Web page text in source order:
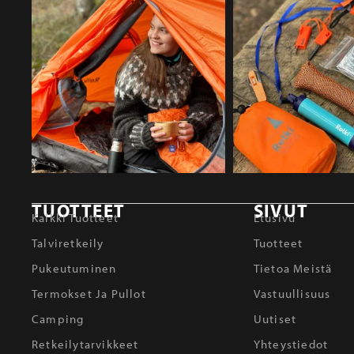
TUOTTEET
Kaikki Tuotteet
Talviretkeily
Pukeutuminen
Termokset Ja Pullot
Camping
Retkeilytarvikkeet
SIVUT
Etusivu
Tuotteet
Tietoa Meistä
Vastuullisuus
Uutiset
Yhteystiedot